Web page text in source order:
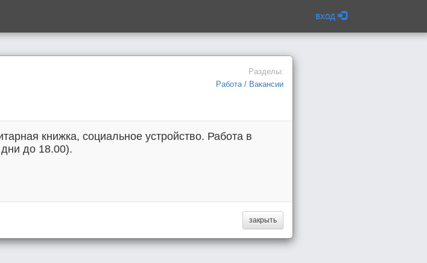
вход
Разделы:
Работа / Вакансии
книжка, социальное устройство. Работа в
до 18.00).
закрыть